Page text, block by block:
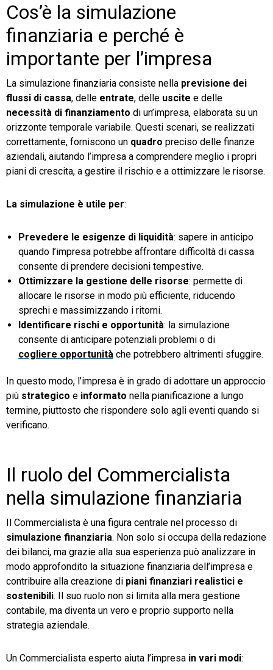
Cos’è la simulazione
finanziaria e perché è
importante per l’impresa
La simulazione finanziaria consiste nella previsione dei
flussi di cassa, delle entrate, delle uscite e delle
necessità di finanziamento di un’impresa, elaborata su un
orizzonte temporale variabile. Questi scenari, se realizzati
correttamente, forniscono un quadro preciso delle finanze
aziendali, aiutando l’impresa a comprendere meglio i propri
piani di crescita, a gestire il rischio e a ottimizzare le risorse.
La simulazione è utile per:
Prevedere le esigenze di liquidità: sapere in anticipo
quando l’impresa potrebbe affrontare difficoltà di cassa
consente di prendere decisioni tempestive.
Ottimizzare la gestione delle risorse: permette di
allocare le risorse in modo più efficiente, riducendo
sprechi e massimizzando i ritorni.
Identificare rischi e opportunità: la simulazione
consente di anticipare potenziali problemi o di
cogliere opportunità che potrebbero altrimenti sfuggire.
In questo modo, l’impresa è in grado di adottare un approccio
più strategico e informato nella pianificazione a lungo
termine, piuttosto che rispondere solo agli eventi quando si
verificano.
Il ruolo del Commercialista
nella simulazione finanziaria
Il Commercialista è una figura centrale nel processo di
simulazione finanziaria. Non solo si occupa della redazione
dei bilanci, ma grazie alla sua esperienza può analizzare in
modo approfondito la situazione finanziaria dell’impresa e
contribuire alla creazione di piani finanziari realistici e
sostenibili. Il suo ruolo non si limita alla mera gestione
contabile, ma diventa un vero e proprio supporto nella
strategia aziendale.
Un Commercialista esperto aiuta l’impresa in vari modi: